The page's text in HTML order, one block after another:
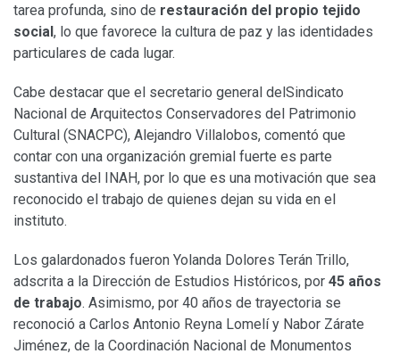
tarea profunda, sino de restauración del propio tejido
social, lo que favorece la cultura de paz y las identidades
particulares de cada lugar.
Cabe destacar que el secretario general delSindicato
Nacional de Arquitectos Conservadores del Patrimonio
Cultural (SNACPC), Alejandro Villalobos, comentó que
contar con una organización gremial fuerte es parte
sustantiva del INAH, por lo que es una motivación que sea
reconocido el trabajo de quienes dejan su vida en el
instituto.
Los galardonados fueron Yolanda Dolores Terán Trillo,
adscrita a la Dirección de Estudios Históricos, por 45 años
de trabajo. Asimismo, por 40 años de trayectoria se
reconoció a Carlos Antonio Reyna Lomelí y Nabor Zárate
Jiménez, de la Coordinación Nacional de Monumentos